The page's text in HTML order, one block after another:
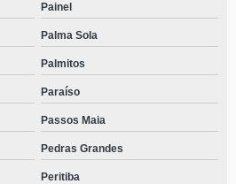
Painel
Palma Sola
Palmitos
Paraíso
Passos Maia
Pedras Grandes
Peritiba